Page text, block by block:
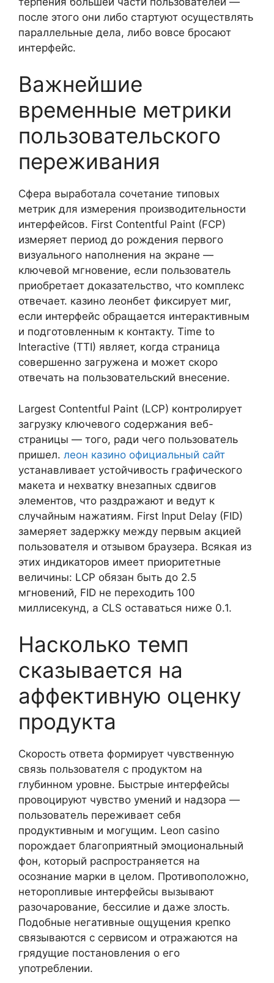
после этого они либо стартуют осуществлять
параллельные дела, либо вовсе бросают
интерфейс.
Важнейшие
временные метрики
пользовательского
переживания
Сфера выработала сочетание типовых
метрик для измерения производительности
интерфейсов. First Contentful Paint (FCP)
измеряет период до рождения первого
визуального наполнения на экране —
ключевой мгновение, если пользователь
приобретает доказательство, что комплекс
отвечает. казино леонбет фиксирует миг,
если интерфейс обращается интерактивным
и подготовленным к контакту. Time to
Interactive (TTI) являет, когда страница
совершенно загружена и может скоро
отвечать на пользовательский внесение.
Largest Contentful Paint (LCP) контролирует
загрузку ключевого содержания веб-
страницы — того, ради чего пользователь
пришел. леон казино официальный сайт
устанавливает устойчивость графического
макета и нехватку внезапных сдвигов
элементов, что раздражают и ведут к
случайным нажатиям. First Input Delay (FID)
замеряет задержку между первым акцией
пользователя и отзывом браузера. Всякая из
этих индикаторов имеет приоритетные
величины: LCP обязан быть до 2.5
мгновений, FID не переходить 100
миллисекунд, а CLS оставаться ниже 0.1.
Насколько темп
сказывается на
аффективную оценку
продукта
Скорость ответа формирует чувственную
связь пользователя с продуктом на
глубинном уровне. Быстрые интерфейсы
провоцируют чувство умений и надзора —
пользователь переживает себя
продуктивным и могущим. Leon casino
порождает благоприятный эмоциональный
фон, который распространяется на
осознание марки в целом. Противоположно,
неторопливые интерфейсы вызывают
разочарование, бессилие и даже злость.
Подобные негативные ощущения крепко
связываются с сервисом и отражаются на
грядущие постановления о его
употреблении.